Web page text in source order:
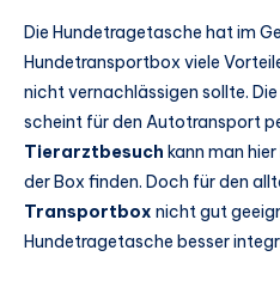
Die Hundetragetasche hat im
Hundetransportbox viele
nicht vernachlässigen sollte. Die
scheint für den Autotransport
Tierarztbesuch kann man
der Box finden. Doch für den
Transportbox nicht gut
Hundetragetasche besser